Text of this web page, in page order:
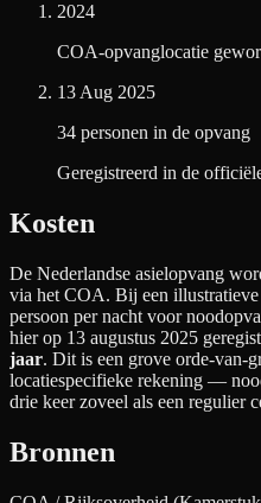
2024
COA-opvanglocatie
13 Aug 2025
34 personen in de opvang
Geregistreerd in de
Kosten
De Nederlandse asielopvang
via het COA. Bij een
persoon per nacht voor
hier op 13 augustus 2025
jaar. Dit is een grove orde-van-
locatiespecifieke rekening —
drie keer zoveel als een regulier
Bronnen